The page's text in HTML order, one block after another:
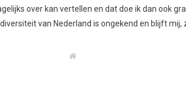
over kan vertellen en dat doe ik dan ook
van Nederland is ongekend en blijft mij,
W